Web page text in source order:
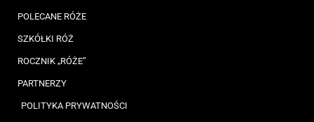
POLECANE RÓŻE
SZKÓŁKI RÓŻ
ROCZNIK „RÓŻE”
PARTNERZY
POLITYKA PRYWATNOŚCI